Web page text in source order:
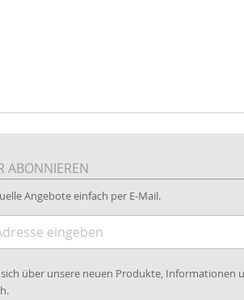
ABONNIEREN
Angebote einfach per E-Mail.
über unsere neuen Produkte, Informationen